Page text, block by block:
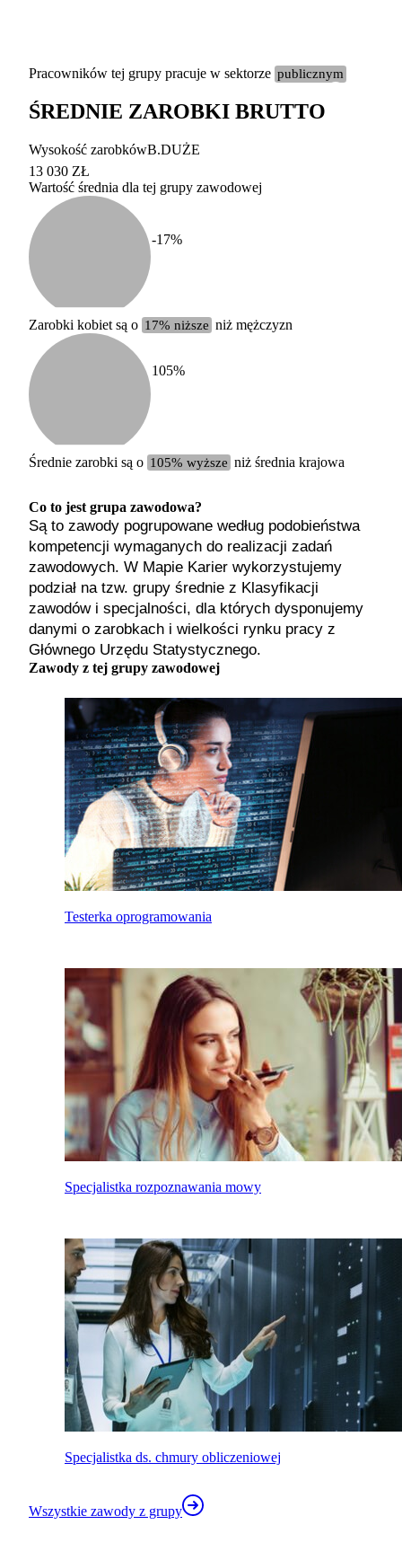
Etykieta
duży
100-200 tysięcy
Pracowników tej grupy pracuje w sektorze publicznym
ŚREDNIE ZAROBKI BRUTTO
średnie
Wysokość zarobkówB.DUŻE
13 030 ZŁ
Wartość średnia dla tej grupy zawodowej
-17%
Zarobki kobiet są o 17% niższe niż mężczyzn
105%
Średnie zarobki są o 105% wyższe niż średnia krajowa
Co to jest grupa zawodowa?
Są to zawody pogrupowane według podobieństwa
kompetencji wymaganych do realizacji zadań
zawodowych. W Mapie Karier wykorzystujemy
podział na tzw. grupy średnie z Klasyfikacji
zawodów i specjalności, dla których dysponujemy
danymi o zarobkach i wielkości rynku pracy z
Głównego Urzędu Statystycznego.
Zawody z tej grupy zawodowej
Testerka oprogramowania
Specjalistka rozpoznawania mowy
Specjalistka ds. chmury obliczeniowej
Wszystkie zawody z grupy